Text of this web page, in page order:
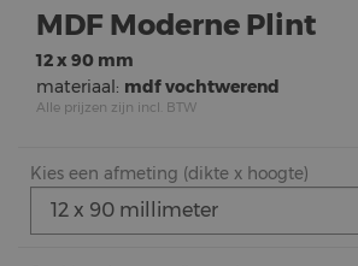
MDF Moderne Plint
12 x 90 mm
materiaal: mdf vochtwerend
Alle prijzen zijn incl. BTW
Kies een afmeting (dikte x hoogte)